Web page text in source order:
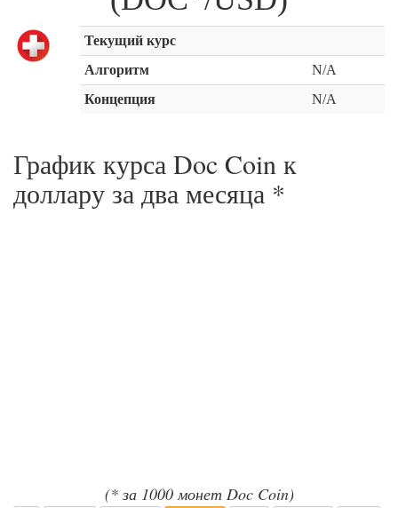
Текущий курс
Алгоритм
N/A
Концепция
N/A
График курса Doc Coin к
доллару за два месяца *
(* за 1000 монет Doc Coin)